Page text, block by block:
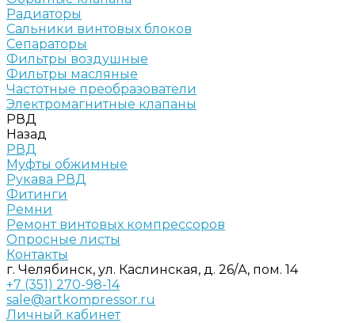
Радиаторы
Сальники винтовых блоков
Сепараторы
Фильтры воздушные
Фильтры масляные
Частотные преобразователи
Электромагнитные клапаны
РВД
Назад
РВД
Муфты обжимные
Рукава РВД
Фитинги
Ремни
Ремонт винтовых компрессоров
Опросные листы
Контакты
г. Челябинск, ул. Каслинская, д. 26/А, пом. 14
+7 (351) 270-98-14
sale@artkompressor.ru
Личный кабинет